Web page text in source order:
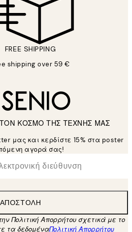
FREE SHIPPING
shipping over 59 €
ΚΟΣΜΟ ΤΗΣ ΤΕΧΝΗΣ ΜΑΣ
μας και κερδίστε 15% στα poster
αγορά σας!
ΑΠΟΣΤΟΛΉ
Πολιτική Απορρήτου σχετικά με το
τα δεδομέναΠολιτική Απορρήτου